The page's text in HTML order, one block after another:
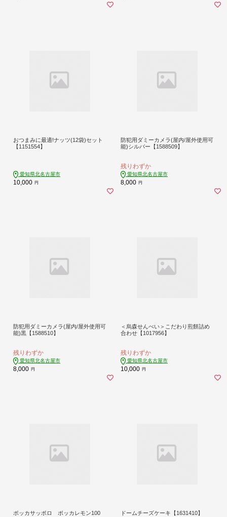
おつまみに最適!ナッツ(12袋)セット
【1151554】
愛知県北名古屋市
10,000 円
防犯用ダミーカメラ(屋内/屋外使用可
能)シルバー【1588509】
残りわずか
愛知県北名古屋市
8,000 円
防犯用ダミーカメラ(屋内/屋外使用可
能)黒【1588510】
残りわずか
愛知県北名古屋市
8,000 円
＜烏森せんべい＞こだわり煎餅詰め
合わせ【1017956】
残りわずか
愛知県北名古屋市
10,000 円
ポッカサッポロ ポッカレモン100
ドームチーズケーキ【1631410】